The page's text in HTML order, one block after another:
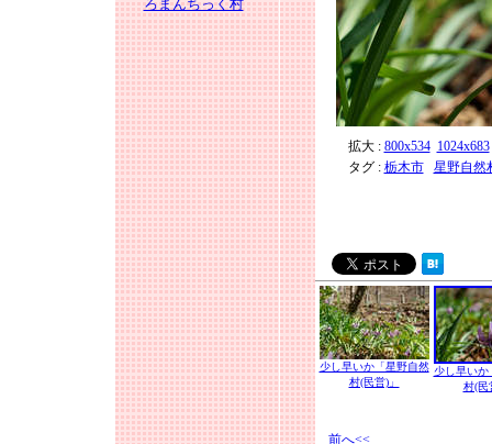
ろまんちっく村
拡大 : 800x534 1024x683
タグ : 栃木市 星野自然
少し早いか「星野自然
村(民営)」
少し早いか
村(民
前へ<<